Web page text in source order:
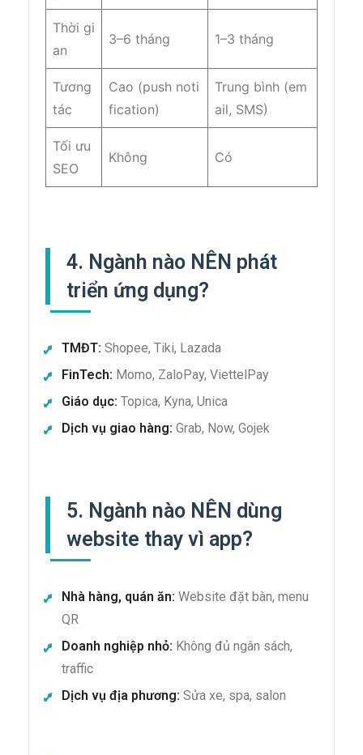
Thời gi
an
3–6 tháng 1–3 tháng
Tương
tác
Cao (push noti
fication)
Trung bình (em
ail, SMS)
Tối ưu
SEO
Không Có
4. Ngành nào NÊN phát
triển ứng dụng?
TMĐT: Shopee, Tiki, Lazada
FinTech: Momo, ZaloPay, ViettelPay
Giáo dục: Topica, Kyna, Unica
Dịch vụ giao hàng: Grab, Now, Gojek
5. Ngành nào NÊN dùng
website thay vì app?
Nhà hàng, quán ăn: Website đặt bàn, menu
QR
Doanh nghiệp nhỏ: Không đủ ngân sách,
traffic
Dịch vụ địa phương: Sửa xe, spa, salon